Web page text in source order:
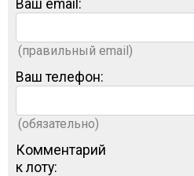
Ваш email:
(правильный email)
Ваш телефон:
(обязательно)
Комментарий
к лоту: